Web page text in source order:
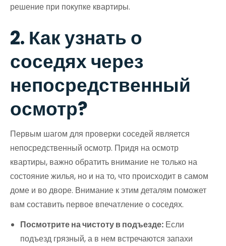
решение при покупке квартиры.
2. Как узнать о
соседях через
непосредственный
осмотр?
Первым шагом для проверки соседей является
непосредственный осмотр. Придя на осмотр
квартиры, важно обратить внимание не только на
состояние жилья, но и на то, что происходит в самом
доме и во дворе. Внимание к этим деталям поможет
вам составить первое впечатление о соседях.
Посмотрите на чистоту в подъезде: Если
подъезд грязный, а в нем встречаются запахи